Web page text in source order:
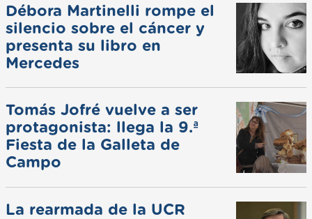
Débora Martinelli rompe el
silencio sobre el cáncer y
presenta su libro en
Mercedes
Tomás Jofré vuelve a ser
protagonista: llega la 9.ª
Fiesta de la Galleta de
Campo
La rearmada de la UCR